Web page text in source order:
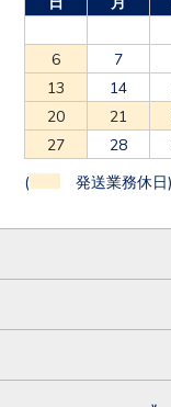
6
7
13
14
20
21
27
28
( 発送業務休日)